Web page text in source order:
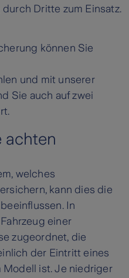
Dritte zum Einsatz.
können Sie
und mit unserer
Sie auch auf zwei
achten
welches
kann dies die
In
einer
zugeordnet, die
der Eintritt eines
ist. Je niedriger